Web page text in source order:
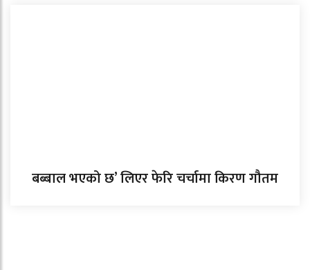
बब्बाल भएको छ’ लिएर फेरि चर्चामा किरण गौतम